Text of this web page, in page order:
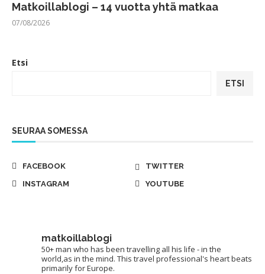
Matkoillablogi – 14 vuotta yhtä matkaa
07/08/2026
Etsi
ETSI
SEURAA SOMESSA
FACEBOOK
TWITTER
INSTAGRAM
YOUTUBE
matkoillablogi
50+ man who has been travelling all his life - in the
world,as in the mind. This travel professional's heart beats
primarily for Europe.